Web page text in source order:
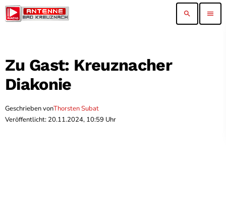
search menu
Zu Gast: Kreuznacher
Diakonie
Geschrieben vonThorsten Subat
Veröffentlicht: 20.11.2024, 10:59 Uhr